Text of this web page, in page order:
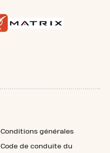
Conditions générales
Code de conduite du